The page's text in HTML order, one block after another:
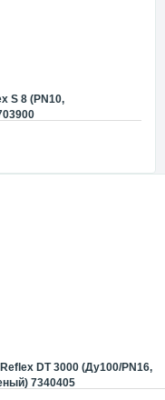
S 8 (PN10,
DT 3000 (Ду100/PN16,
7340405